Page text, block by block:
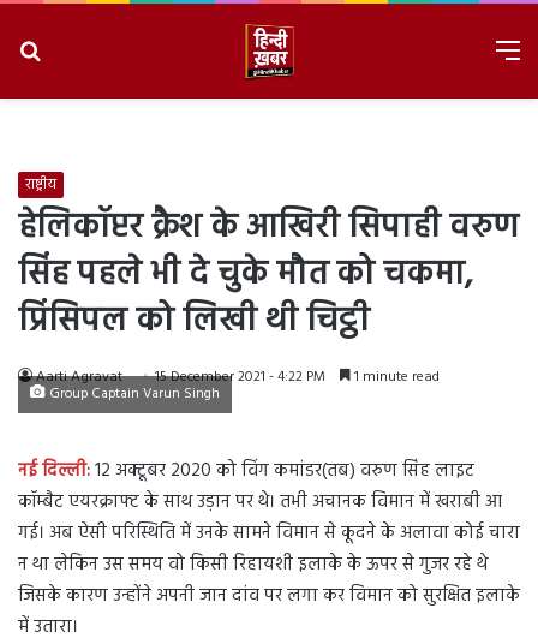
राष्ट्रीय
हेलिकॉप्टर क्रैश के आखिरी सिपाही वरुण
सिंह पहले भी दे चुके मौत को चकमा,
प्रिंसिपल को लिखी थी चिट्ठी
Aarti Agravat 15 December 2021 - 4:22 PM 1 minute read
Group Captain Varun Singh
नई दिल्ली:12 अक्टूबर 2020 को विंग कमांडर(तब) वरुण सिंह लाइट
कॉम्बैट एयरक्राफ्ट के साथ उड़ान पर थे। तभी अचानक विमान में खराबी आ
गई। अब ऐसी परिस्थिति में उनके सामने विमान से कूदने के अलावा कोई चारा
न था लेकिन उस समय वो किसी रिहायशी इलाके के ऊपर से गुजर रहे थे
जिसके कारण उन्होंने अपनी जान दांव पर लगा कर विमान को सुरक्षित इलाके
में उतारा।